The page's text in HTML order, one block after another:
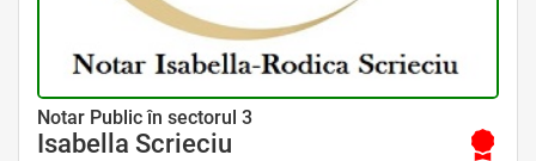
Avocat Specializat în Drept Civil • Avocat Specializat în Dreptul Familiei
Notar Public în sectorul 3
Isabella Scrieciu